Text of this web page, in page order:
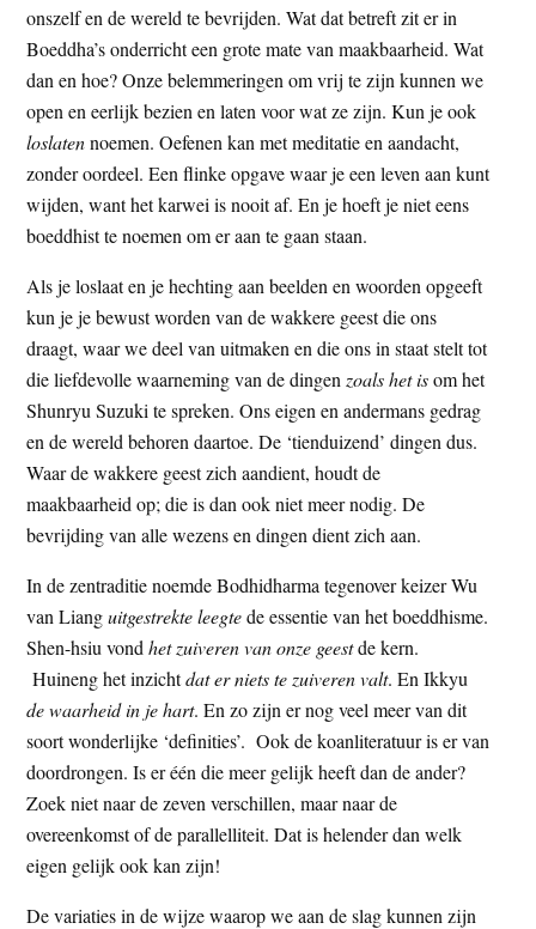
onszelf en de wereld te bevrijden. Wat dat betreft zit er in
Boeddha’s onderricht een grote mate van maakbaarheid. Wat
dan en hoe? Onze belemmeringen om vrij te zijn kunnen we
open en eerlijk bezien en laten voor wat ze zijn. Kun je ook
loslatennoemen. Oefenen kan met meditatie en aandacht,
zonder oordeel. Een flinke opgave waar je een leven aan kunt
wijden, want het karwei is nooit af. En je hoeft je niet eens
boeddhist te noemen om er aan te gaan staan.
Als je loslaat en je hechting aan beelden en woorden opgeeft
kun je je bewust worden van de wakkere geest die ons
draagt, waar we deel van uitmaken en die ons in staat stelt tot
die liefdevolle waarneming van de dingen zoals het isom het
Shunryu Suzuki te spreken. Ons eigen en andermans gedrag
en de wereld behoren daartoe. De ‘tienduizend’ dingen dus.
Waar de wakkere geest zich aandient, houdt de
maakbaarheid op; die is dan ook niet meer nodig. De
bevrijding van alle wezens en dingen dient zich aan.
In de zentraditie noemde Bodhidharma tegenover keizer Wu
van Lianguitgestrekte leegtede essentie van het boeddhisme.
Shen-hsiu vondhet zuiveren van onze geestde kern.
Huineng het inzichtdat er niets te zuiveren valt. En Ikkyu
de waarheid in je hart. En zo zijn er nog veel meer van dit
soort wonderlijke ‘definities’. Ook de koanliteratuur is er van
doordrongen. Is er één die meer gelijk heeft dan de ander?
Zoek niet naar de zeven verschillen, maar naar de
overeenkomst of de parallelliteit. Dat is helender dan welk
eigen gelijk ook kan zijn!
De variaties in de wijze waarop we aan de slag kunnen zijn